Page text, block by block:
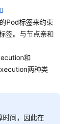
Pod标签来约束
签。与节点亲和
和
两种类
时间，因此在